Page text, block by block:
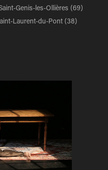
Genis-les-Ollières (69)
Laurent-du-Pont (38)